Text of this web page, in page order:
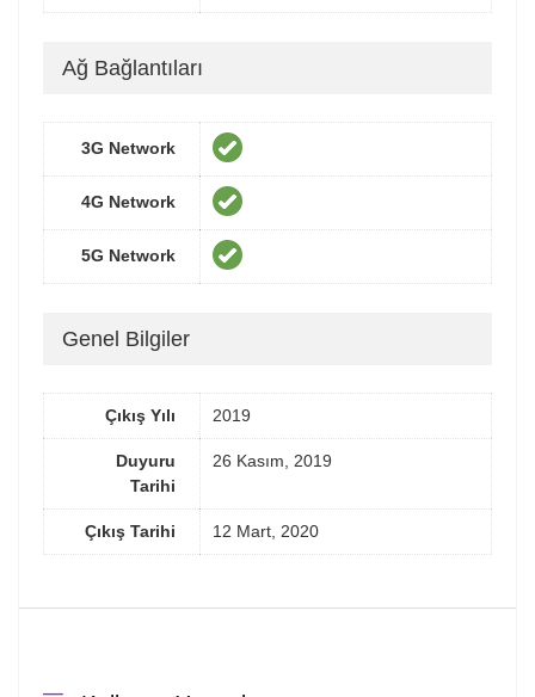
Ağ Bağlantıları
3G Network
4G Network
5G Network
Genel Bilgiler
Çıkış Yılı 2019
Duyuru
Tarihi
26 Kasım, 2019
Çıkış Tarihi 12 Mart, 2020